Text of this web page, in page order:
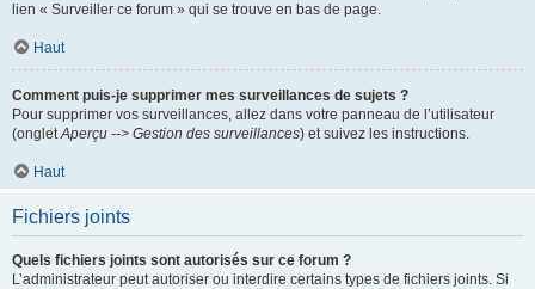
lien « Surveiller ce forum » qui se trouve en bas de page.
Haut
Comment puis-je supprimer mes surveillances de sujets ?
Pour supprimer vos surveillances, allez dans votre panneau de l’utilisateur
(ongletAperçu --> Gestion des surveillances) et suivez les instructions.
Haut
Fichiers joints
Quels fichiers joints sont autorisés sur ce forum ?
L’administrateur peut autoriser ou interdire certains types de fichiers joints. Si